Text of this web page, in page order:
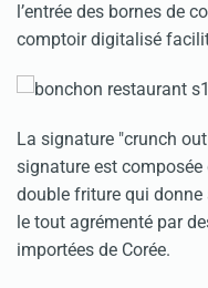
l’entrée des bornes de
comptoir digitalisé
La signature "crunch
signature est composée
double friture qui
le tout agrémenté par
importées de Corée.